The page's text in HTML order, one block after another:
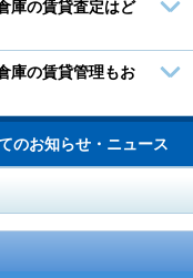
庫の賃貸査定はど
庫の賃貸管理もお
のお知らせ・ニュース